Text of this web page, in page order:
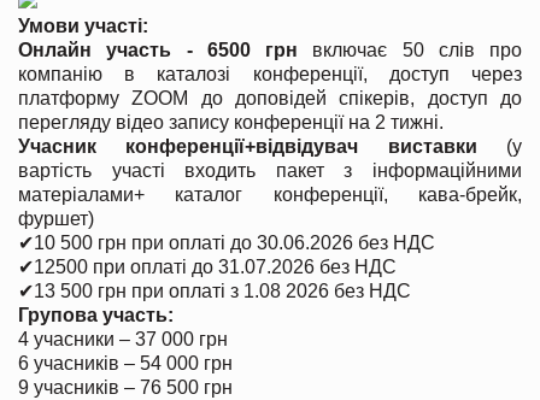
Умови участі:
Онлайн участь - 6500 грн включає 50 слів про
компанію в каталозі конференції, доступ через
платформу ZOOM до доповідей спікерів, доступ до
перегляду відео запису конференції на 2 тижні.
Учасник конференції+відвідувач виставки (у
вартість участі входить пакет з інформаційними
матеріалами+ каталог конференції, кава-брейк,
фуршет)
✔10 500 грн при оплаті до 30.06.2026 без НДС
✔12500 при оплаті до 31.07.2026 без НДС
✔13 500 грн при оплаті з 1.08 2026 без НДС
Групова участь:
4 учасники – 37 000 грн
6 учасників – 54 000 грн
9 учасників – 76 500 грн